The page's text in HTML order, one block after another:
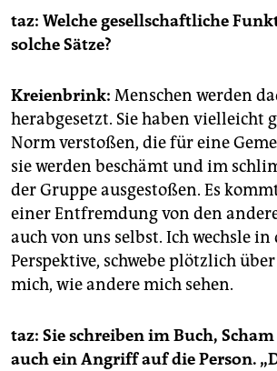
taz: Welche gesellschaftliche
solche Sätze?
Kreienbrink: Menschen werden
herabgesetzt. Sie haben vielleicht
Norm verstoßen, die für eine
sie werden beschämt und im
der Gruppe ausgestoßen. Es
einer Entfremdung von den
auch von uns selbst. Ich wechsle in
Perspektive, schwebe plötzlich
mich, wie andere mich sehen.
taz: Sie schreiben im Buch,
auch ein Angriff auf die Person.